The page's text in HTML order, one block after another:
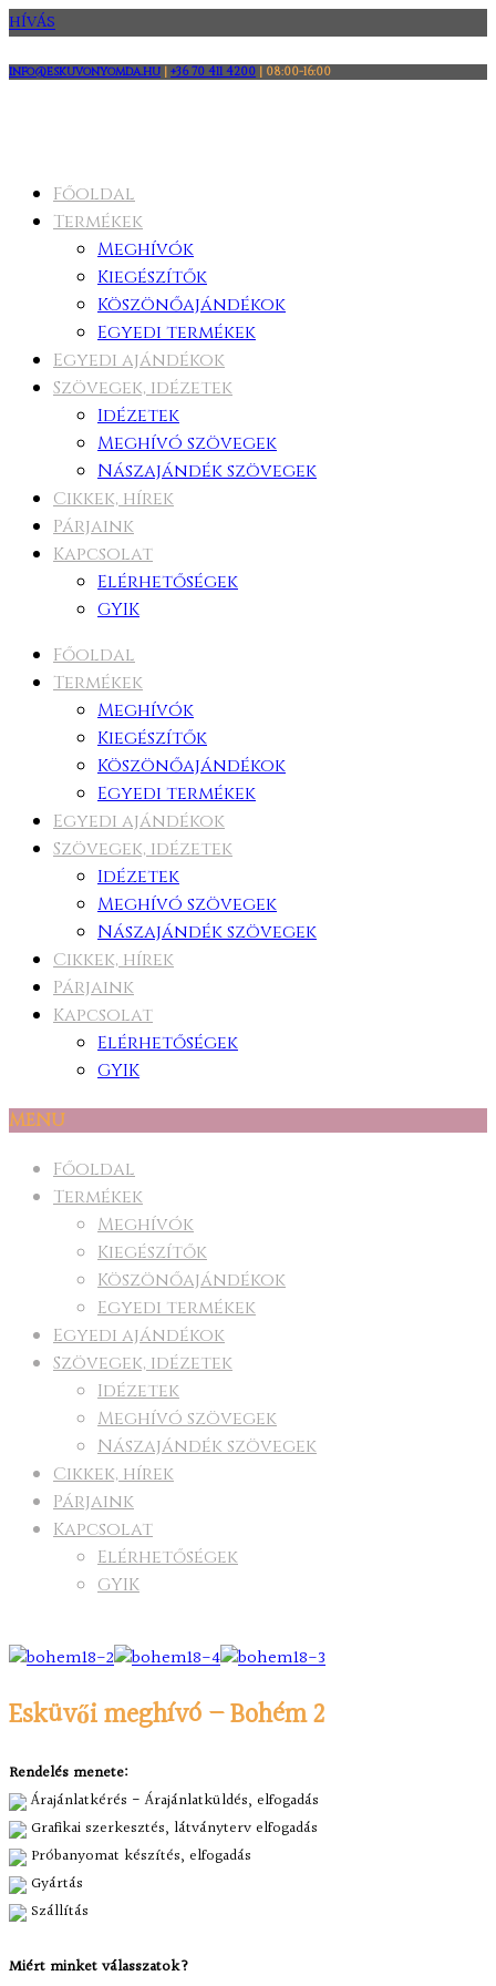
HÍVÁS
info@eskuvonyomda.hu +36 70 411 4200 08:00-16:00
Főoldal
Termékek
Meghívók
Kiegészítők
Köszönőajándékok
Egyedi termékek
Egyedi ajándékok
Szövegek, idézetek
Idézetek
Meghívó szövegek
Nászajándék szövegek
Cikkek, hírek
Párjaink
Kapcsolat
Elérhetőségek
GYIK
Főoldal
Termékek
Meghívók
Kiegészítők
Köszönőajándékok
Egyedi termékek
Egyedi ajándékok
Szövegek, idézetek
Idézetek
Meghívó szövegek
Nászajándék szövegek
Cikkek, hírek
Párjaink
Kapcsolat
Elérhetőségek
GYIK
MENU
Főoldal
Termékek
Meghívók
Kiegészítők
Köszönőajándékok
Egyedi termékek
Egyedi ajándékok
Szövegek, idézetek
Idézetek
Meghívó szövegek
Nászajándék szövegek
Cikkek, hírek
Párjaink
Kapcsolat
Elérhetőségek
GYIK
Esküvői meghívó – Bohém 2
Rendelés menete:
Árajánlatkérés - Árajánlatküldés, elfogadás
Grafikai szerkesztés, látványterv elfogadás
Próbanyomat készítés, elfogadás
Gyártás
Szállítás
Miért minket válasszatok?